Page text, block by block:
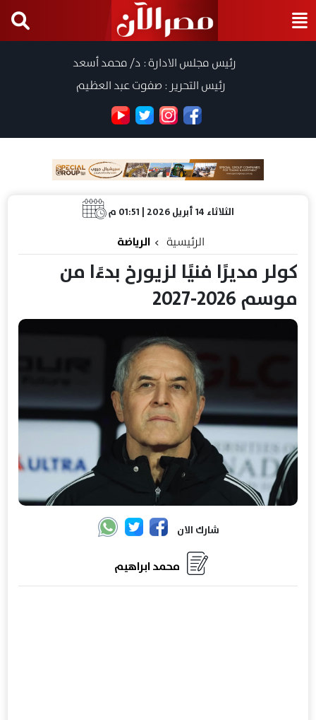
رئيس مجلس الادارة : د/ محمد أسعد
رئيس التحرير : صفوت عبد العظيم
الثلاثاء 14 أبريل 2026 | 01:51 م
الرئيسية الرياضة
كولر مديرًا فنيًا لزيورخ بدءًا من
موسم 2026-2027
شارك الان
محمد ابراهيم